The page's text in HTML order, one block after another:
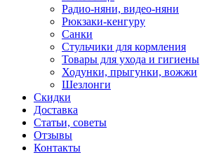
Радио-няни, видео-няни
Рюкзаки-кенгуру
Санки
Стульчики для кормления
Товары для ухода и гигиены
Ходунки, прыгунки, вожжи
Шезлонги
Скидки
Доставка
Статьи, советы
Отзывы
Контакты